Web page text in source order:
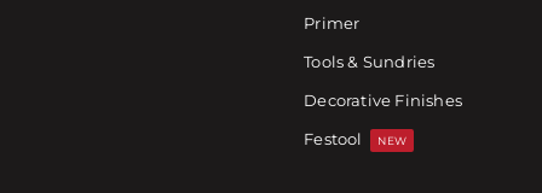
Primer
Tools & Sundries
Decorative Finishes
Festool
NEW